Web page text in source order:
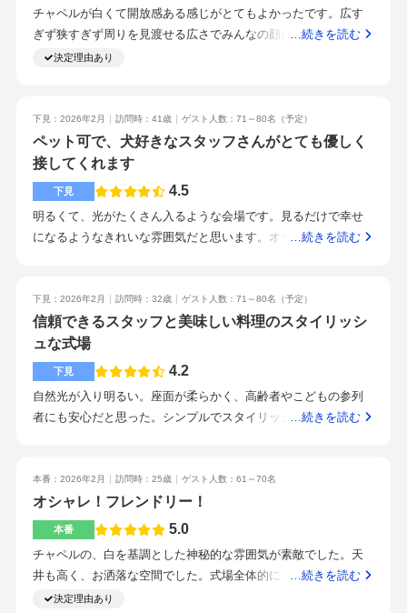
方におすすめです駐車場がないので、近くのコインパーキング
に停めました。コインパーキングがいっぱいの時は電話すれば
代案をくれます。県内でどこかいい所がないか見ていた時にフ
チャペルが白くて開放感ある感じがとてもよかったです。広す
ぎず狭すぎず周りを見渡せる広さでみんなの顔が見れました。
スクリーンも沢山あって見やすくて明るい壁紙なのでお花もド
ラーメンビュッフェが美味しくて特にオススメです。駅から近
くて便利アットホームで担当プランナーさんじゃなくても名前
等覚えてくれて声かけてくれる。笑顔で一から丁寧に教えてく
れて好印象。花火の演出ができることラーメンビュッフェ当日
時間ありそうで全然なくバタバタするので、写真とかもしっか
り周り見て撮った方がいい。チャペルが一目惚れしましたチャ
ペル空間とスタッフの対応
…続きを読む
決定理由あり
下見：2026年2月 訪問時：41歳 ゲスト人数：71～80名 （予定）
ペット可で、犬好きなスタッフさんがとても優しく
接してくれます
下見 4.5
明るくて、光がたくさん入るような会場です。見るだけで幸せ
になるようなきれいな雰囲気だと思います。オープンキッチン
くさんの中庭が見えます。清水駅の真ん前です。商店街の横に
あり、交通の便は、かなり良いです。スタッフさん、ウエディ
ングプランナーさんは、とても優しく、明るく説明してくださ
います。皆さんで歓迎してくださるので、嬉しくなります。ま
るまる貸し切りのため、ペットを放していても良いというとこ
ろが魅力的です。オムツをしていれば、何匹でも可能で、中庭
もドッグランのように使用しても良いようです。スタッフさ
承認などペットにやれることの幅はかなり広いと思います。ペ
ット可の場所を探していて、ここにあたりました。す
…続きを読む
下見：2026年2月 訪問時：32歳 ゲスト人数：71～80名 （予定）
信頼できるスタッフと美味しい料理のスタイリッシ
ュな式場
下見 4.2
自然光が入り明るい。座面が柔らかく、高齢者やこどもの参列
者にも安心だと思った。シンプルでスタイリッシュなイメー
通り見せてくれた。正直なところどこよりも見積額は高くなっ
たがそれに見合う式にしてくれると思わせてくれた。シェフが
自ら話してくれる。こういう食材を使いたいと話したらいろん
な提案をしてくれた。他の式場はプランナーとオーナー以外と
話さなかったのでびっくりした。オープンキッチンを売りにし
ているのは知っていたが、見学客のためにフランベの演出を見
せてくれて驚いた。とにかく「料理が美味しい」式場。清水駅
…続きを読む
本番：2026年2月 訪問時：25歳 ゲスト人数：61～70名
オシャレ！フレンドリー！
本番 5.0
チャペルの、白を基調とした神秘的な雰囲気が素敵でした。天
井も高く、お洒落な空間でした。式場全体的に、ナチュラルウ
ッドな雰囲気がとても素敵でした。静岡では珍しく雪が降り、
…続きを読む
決定理由あり